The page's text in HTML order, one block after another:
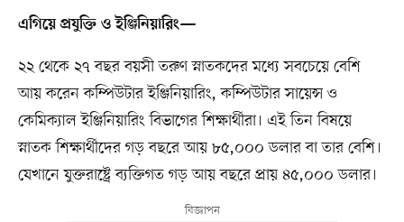
এগিয়ে প্রযুক্তি ও ইঞ্জিনিয়ারিং—
২২ থেকে ২৭ বছর বয়সী তরুণ স্নাতকদের মধ্যে সবচেয়ে বেশি
আয় করেন কম্পিউটার ইঞ্জিনিয়ারিং, কম্পিউটার সায়েন্স ও
কেমিক্যাল ইঞ্জিনিয়ারিং বিভাগের শিক্ষার্থীরা। এই তিন বিষয়ে
স্নাতক শিক্ষার্থীদের গড় বছরে আয় ৮৫,০০০ ডলার বা তার বেশি।
যেখানে যুক্তরাষ্ট্রে ব্যক্তিগত গড় আয় বছরে প্রায় ৪৫,০০০ ডলার।